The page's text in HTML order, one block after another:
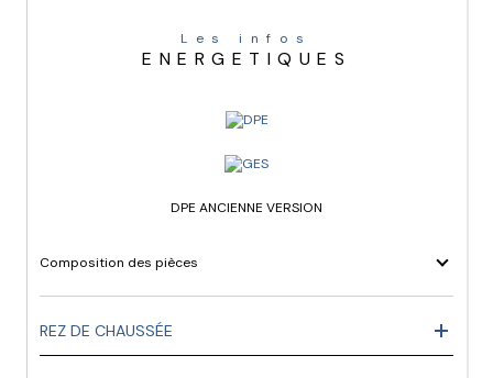
Les infos
ENERGETIQUES
DPE ANCIENNE VERSION
Composition des pièces
REZ DE CHAUSSÉE